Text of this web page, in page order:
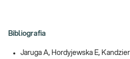
Bibliografia
Jaruga A, Hordyjewska E,